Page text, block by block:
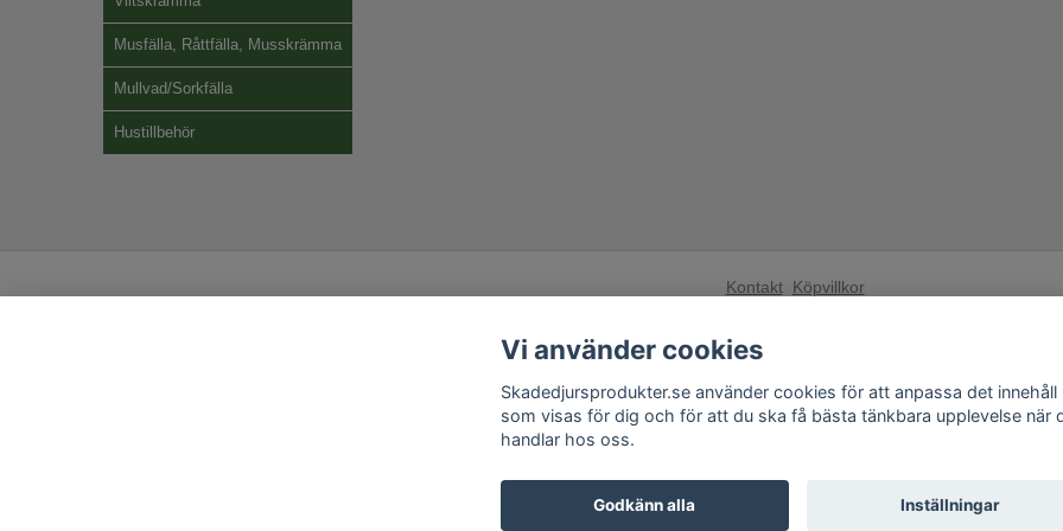
Musfälla, Råttfälla, Musskrämma
Mullvad/Sorkfälla
Hustillbehör
Kontakt Köpvillkor
Få vårt nyhetsbrev
Anmäl
Andra butiker från Fågelskrämma Sverige AB:
© Copyright 2026 Skadedjursprodukter.se
Vi använder cookies
Skadedjursprodukter.se använder cookies för att anpassa det innehåll
som visas för dig och för att du ska få bästa tänkbara upplevelse när
handlar hos oss.
Godkänn alla Inställningar